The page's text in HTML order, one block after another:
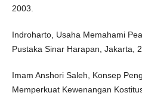
2003.
Indroharto, Usaha Memahami
Pustaka Sinar Harapan, Jakarta,
Imam Anshori Saleh, Konsep
Memperkuat Kewenangan